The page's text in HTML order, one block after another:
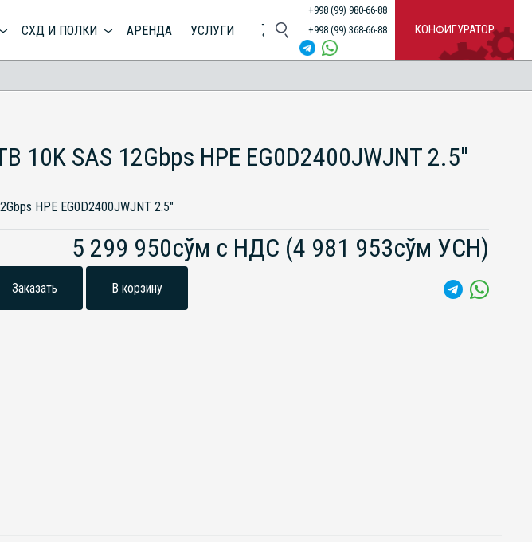
КОНФИГУРАТОР
+998 (99) 980-66-88
+998 (99) 368-66-88
СХД И ПОЛКИ АРЕНДА УСЛУГИ
10K SAS 12Gbps HPE EG0D2400JWJNT 2.5"
HPE EG0D2400JWJNT 2.5"
5 299 950сўм с НДС (4 981 953сўм УСН)
Заказать В корзину